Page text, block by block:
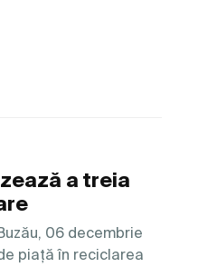
a treia
06 decembrie
piață în reciclarea